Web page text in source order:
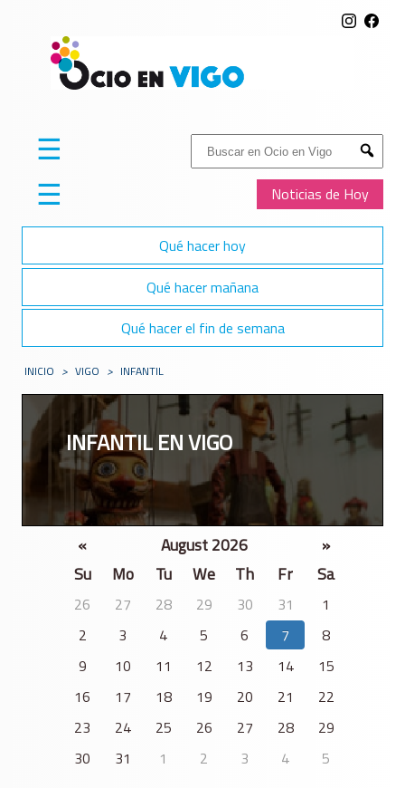
Buscar:
Submit
Noticias de Hoy
☰
☰
Qué hacer hoy
Qué hacer mañana
Qué hacer el fin de semana
INICIO > VIGO > INFANTIL
INFANTIL EN VIGO
« August 2026
»
Su
Mo Tu We Th Fr Sa
26 27 28 29 30 31
1
2
3 4 5 6 7
8
9
10 11 12 13 14
15
16
17 18 19 20 21
22
23
24 25 26 27 28
29
30
31 1 2 3 4 5